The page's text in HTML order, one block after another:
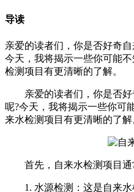
导读
亲爱的读者们，你是否好奇
今天，我将揭示一些你可能
检测项目有更清晰的了解。
亲爱的读者们，你是否好
呢?今天，我将揭示一些你可
来水检测项目有更清晰的了解
首先，自来水检测项目通
1. 水源检测：这是自来水